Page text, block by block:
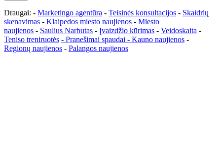
Draugai: - Marketingo agentūra - Teisinės konsultacijos - Skaidrių
skenavimas - Klaipedos miesto naujienos - Miesto
naujienos - Saulius Narbutas - Įvaizdžio kūrimas - Veidoskaita -
Teniso treniruotės - Pranešimai spaudai - Kauno naujienos -
Regionų naujienos - Palangos naujienos